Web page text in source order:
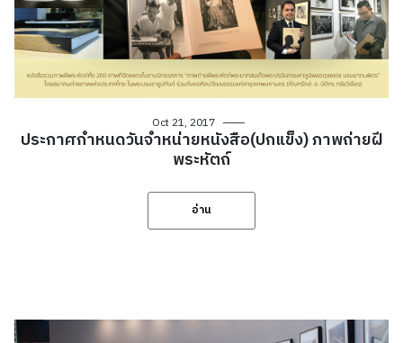
Oct 21, 2017
ประกาศกำหนดวันจำหน่ายหนังสือ(ปกแข็ง) ภาพถ่ายฝี
พระหัตถ์
อ่าน